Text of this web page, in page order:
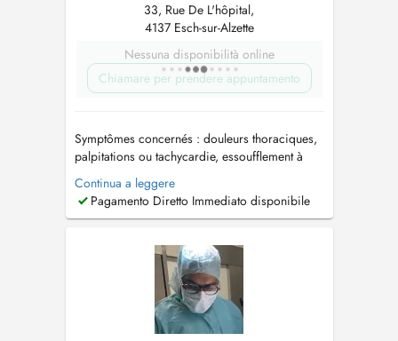
33, Rue De L'hôpital,
4137 Esch-sur-Alzette
Nessuna disponibilità online
Chiamare per prendere appuntamento
Symptômes concernés : douleurs thoraciques,
palpitations ou tachycardie, essoufflement à
l'effort ou au repos, hypertension artérielle,
péricardite, insuffisance cardiaque, jambes
gonflées ou douloureuses. Examens pratiqués:
Echographie des carotides (troncs supra-ao...
Continua a leggere
Pagamento Diretto Immediato disponibile